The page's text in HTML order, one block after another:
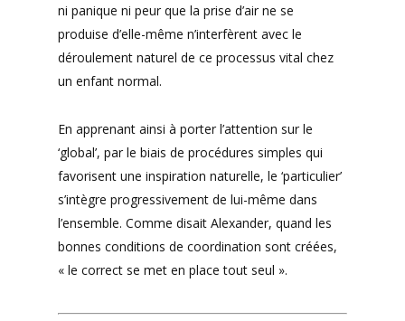
ni panique ni peur que la prise d’air ne se
produise d’elle-même n’interfèrent avec le
déroulement naturel de ce processus vital chez
un enfant normal.
En apprenant ainsi à porter l’attention sur le
‘global’, par le biais de procédures simples qui
favorisent une inspiration naturelle, le ‘particulier’
s’intègre progressivement de lui-même dans
l’ensemble. Comme disait Alexander, quand les
bonnes conditions de coordination sont créées,
« le correct se met en place tout seul ».